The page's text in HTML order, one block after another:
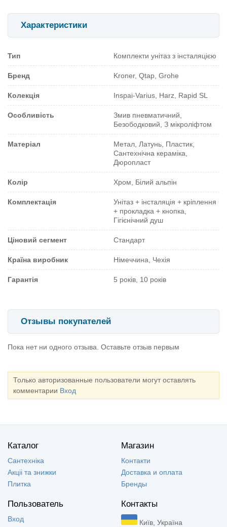
Характеристики
Тип Комплекти унітаз з інсталяцією
Бренд Kroner, Qtap, Grohe
Колекція Inspai-Varius, Harz, Rapid SL
Особливість
Змив пневматичний,
Безободковий, З мікроліфтом
Матеріал
Метал, Латунь, Пластик,
Сантехнічна кераміка,
Дюропласт
Колір Хром, Білий альпін
Комплектація
Унітаз + інсталяція + кріплення
+ прокладка + кнопка,
Гігієнічний душ
Ціновий сегмент Стандарт
Країна виробник Німеччина, Чехія
Гарантія 5 років, 10 років
Отзывы покупателей
Пока нет ни одного отзыва. Оставьте отзыв первым
Только авторизованные пользователи могут оставлять
комментарии Вход
Каталог
Сантехніка
Акцii та знижки
Плитка
Магазин
Контакти
Доставка и оплата
Бренды
Пользователь
Вход
Контакты
Київ, Україна